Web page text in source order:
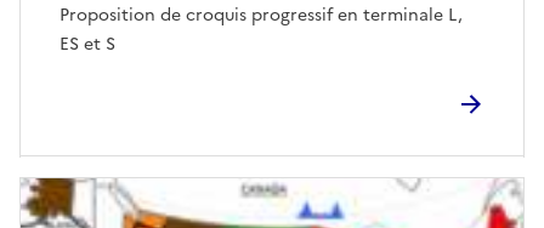
Proposition de croquis progressif en terminale L,
ES et S